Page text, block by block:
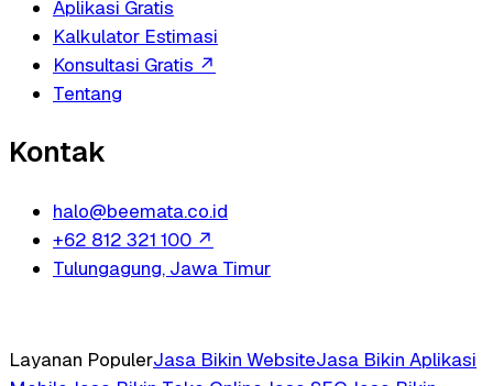
Aplikasi Gratis
Kalkulator Estimasi
Konsultasi Gratis ↗
Tentang
Kontak
halo@beemata.co.id
+62 812 321 100 ↗
Tulungagung, Jawa Timur
Layanan PopulerJasa Bikin WebsiteJasa Bikin Aplikasi